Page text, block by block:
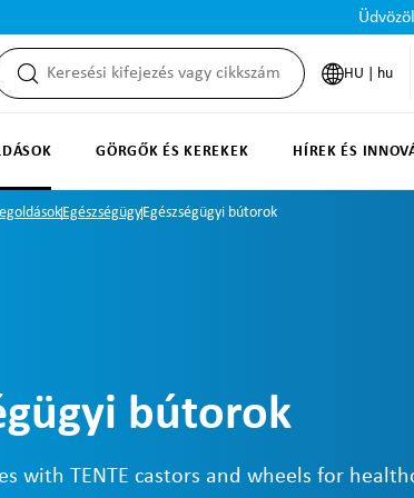
HU | hu
GÖRGŐK ÉS KEREKEK HÍREK ÉS
EgészségügyEgészségügyi bútorok
bútorok
with TENTE castors and wheels for